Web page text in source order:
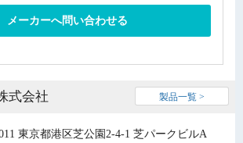
メーカーへ問い合わせる
式会社 製品一覧 >
東京都港区芝公園2-4-1 芝パークビルA